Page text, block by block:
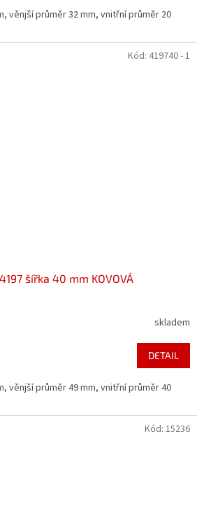
věnjší průměr 32 mm, vnitřní průměr 20
šířka 40 mm KOVOVÁ
skladem
DETAIL
věnjší průměr 49 mm, vnitřní průměr 40
Kód: 419740 - 1
Kód: 15236